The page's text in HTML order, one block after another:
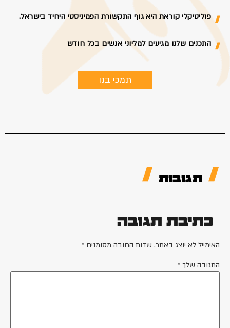
פוליטיקלי קוראת היא גוף התקשורת הפמיניסטי היחיד בישראל.
התכנים שלנו מגיעים למליוני אנשים בכל חודש
תמכי בנו
תגובות
כתיבת תגובה
האימייל לא יוצג באתר. שדות החובה מסומנים *
התגובה שלך *